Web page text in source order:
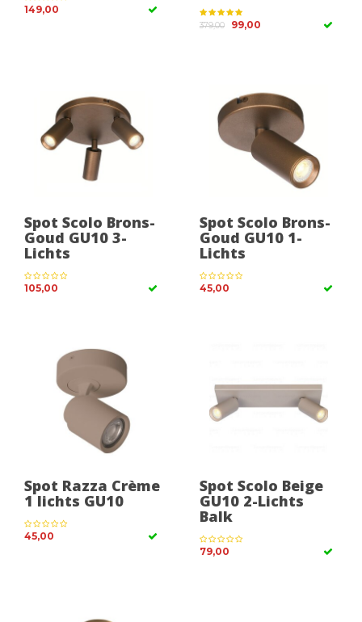
149,00
379,00 99,00
Spot Scolo Brons-
Goud GU10 3-
Lichts
105,00
Spot Scolo Brons-
Goud GU10 1-
Lichts
45,00
Spot Razza Crème
1 lichts GU10
45,00
Spot Scolo Beige
GU10 2-Lichts
Balk
79,00